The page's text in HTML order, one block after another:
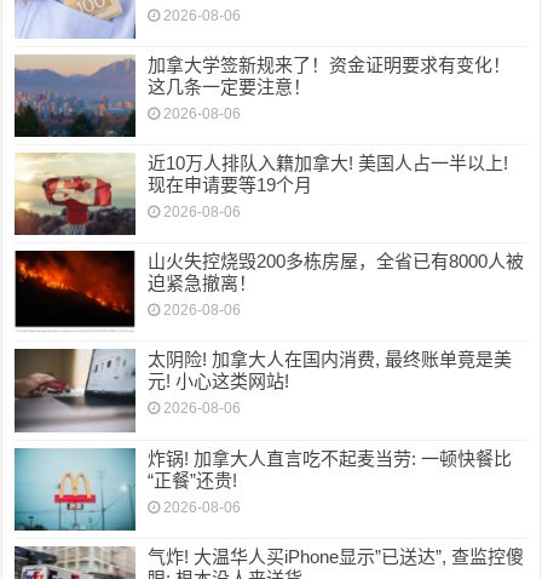
2026-08-06
加拿大学签新规来了！资金证明要求有变化！
这几条一定要注意！
2026-08-06
近10万人排队入籍加拿大! 美国人占一半以上!
现在申请要等19个月
2026-08-06
山火失控烧毁200多栋房屋，全省已有8000人被
迫紧急撤离！
2026-08-06
太阴险! 加拿大人在国内消费, 最终账单竟是美
元! 小心这类网站!
2026-08-06
炸锅! 加拿大人直言吃不起麦当劳: 一顿快餐比
“正餐”还贵!
2026-08-06
气炸! 大温华人买iPhone显示”已送达”, 查监控傻